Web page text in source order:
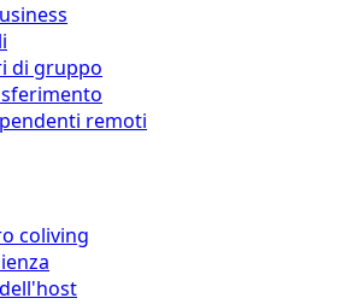
di gruppo
remoti
coliving